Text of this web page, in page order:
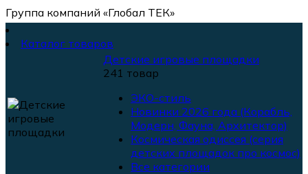
Группа компаний «Глобал ТЕК»
Каталог товаров
Детские игровые площадки
241 товар
ЭКО-стиль
Новинки 2026 года (Корабль,
Модерн, Фауна, Архитектор)
Космическая одиссея (серия
детских площадок про космос)
Все категории